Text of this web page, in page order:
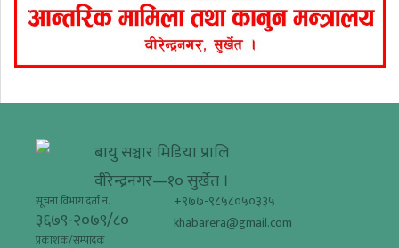
बायु सञ्चार मिडिया प्रालि
वीरेन्द्रनगर—१० सुर्खेत ।
सूचना विभाग दर्ता नं.
३६७९-२०७९/८०
प्रकाशक/सम्पादक
+९७७-९८५८०५०३३५
khabarera@gmail.com